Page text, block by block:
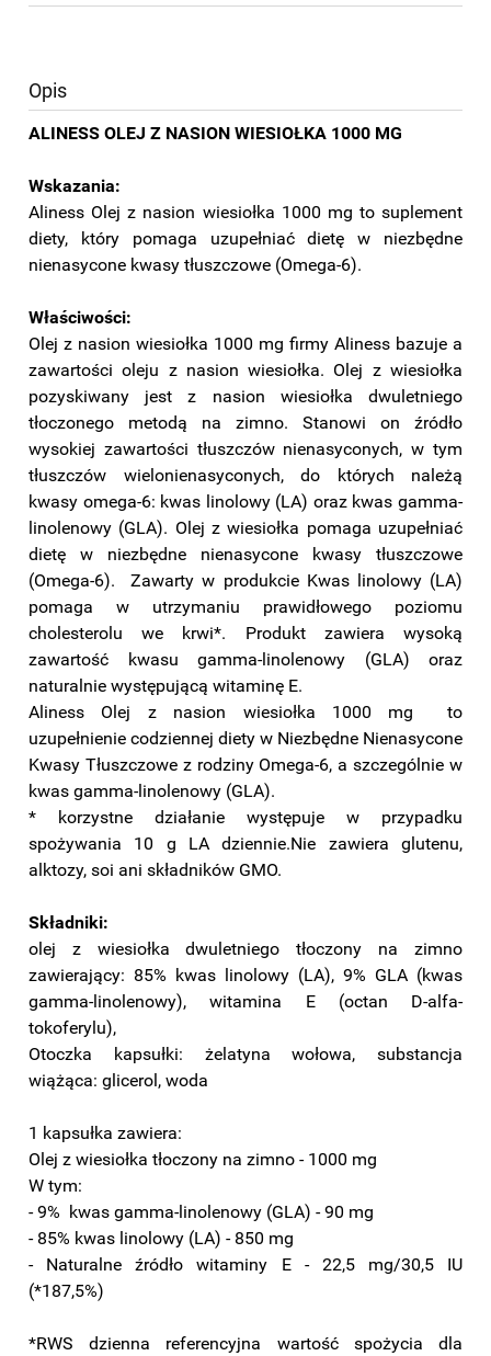
Opis
ALINESS OLEJ Z NASION WIESIOŁKA 1000 MG
Wskazania:
Aliness Olej z nasion wiesiołka 1000 mg to suplement
diety, który pomaga uzupełniać dietę w niezbędne
nienasycone kwasy tłuszczowe (Omega-6).
Właściwości:
Olej z nasion wiesiołka 1000 mg firmy Aliness bazuje a
zawartości oleju z nasion wiesiołka. Olej z wiesiołka
pozyskiwany jest z nasion wiesiołka dwuletniego
tłoczonego metodą na zimno. Stanowi on źródło
wysokiej zawartości tłuszczów nienasyconych, w tym
tłuszczów wielonienasyconych, do których należą
kwasy omega-6: kwas linolowy (LA) oraz kwas gamma-
linolenowy (GLA). Olej z wiesiołka pomaga uzupełniać
dietę w niezbędne nienasycone kwasy tłuszczowe
(Omega-6). Zawarty w produkcie Kwas linolowy (LA)
pomaga w utrzymaniu prawidłowego poziomu
cholesterolu we krwi*. Produkt zawiera wysoką
zawartość kwasu gamma-linolenowy (GLA) oraz
naturalnie występującą witaminę E.
Aliness Olej z nasion wiesiołka 1000 mg to
uzupełnienie codziennej diety w Niezbędne Nienasycone
Kwasy Tłuszczowe z rodziny Omega-6, a szczególnie w
kwas gamma-linolenowy (GLA).
* korzystne działanie występuje w przypadku
spożywania 10 g LA dziennie.Nie zawiera glutenu,
alktozy, soi ani składników GMO.
Składniki:
olej z wiesiołka dwuletniego tłoczony na zimno
zawierający: 85% kwas linolowy (LA), 9% GLA (kwas
gamma-linolenowy), witamina E (octan D-alfa-
tokoferylu),
Otoczka kapsułki: żelatyna wołowa, substancja
wiążąca: glicerol, woda
1 kapsułka zawiera:
Olej z wiesiołka tłoczony na zimno - 1000 mg
W tym:
- 9% kwas gamma-linolenowy (GLA) - 90 mg
- 85% kwas linolowy (LA) - 850 mg
- Naturalne źródło witaminy E - 22,5 mg/30,5 IU
(*187,5%)
*RWS dzienna referencyjna wartość spożycia dla